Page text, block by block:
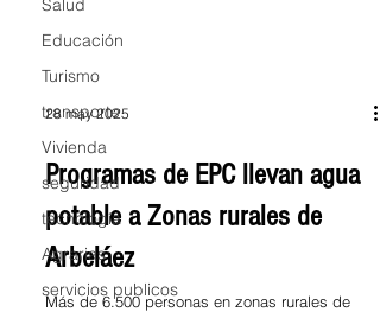
Salud
Educación
Turismo
transporte
Vivienda
seguridad
tecnología
Agrarias
servicios publicos
28 may 2025
Programas de EPC llevan agua
potable a Zonas rurales de
Arbeláez
Más de 6.500 personas en zonas rurales de